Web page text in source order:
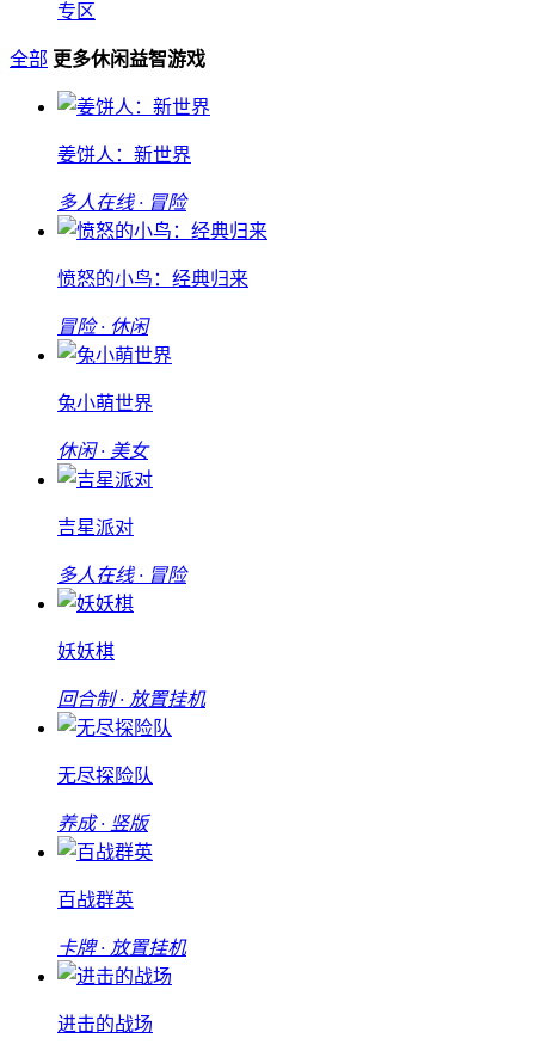
专区
全部 更多休闲益智游戏
姜饼人：新世界
多人在线 · 冒险
愤怒的小鸟：经典归来
冒险 · 休闲
兔小萌世界
休闲 · 美女
吉星派对
多人在线 · 冒险
妖妖棋
回合制 · 放置挂机
无尽探险队
养成 · 竖版
百战群英
卡牌 · 放置挂机
进击的战场